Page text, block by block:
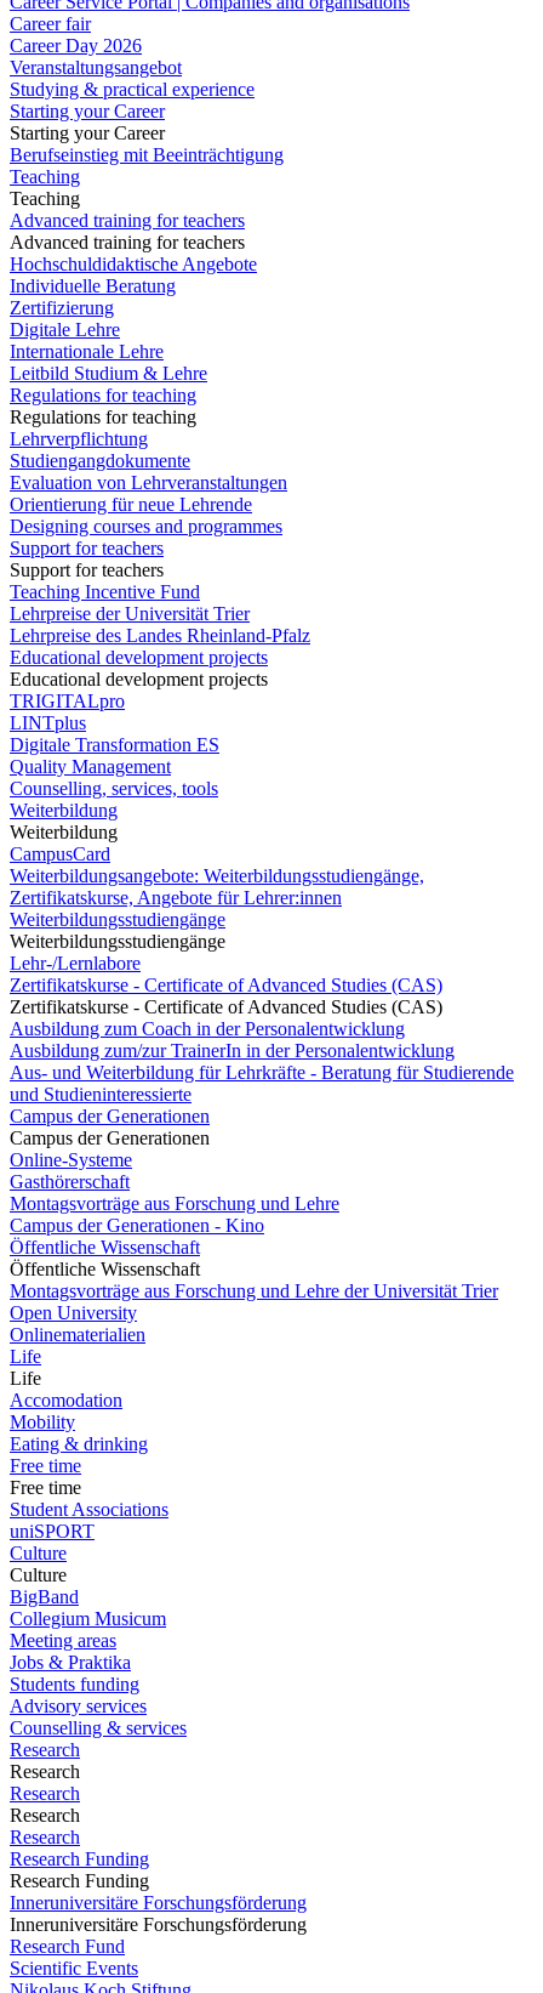
Career fair
Career Day 2026
Veranstaltungsangebot
Studying & practical experience
Starting your Career
Starting your Career
Berufseinstieg mit Beeinträchtigung
Teaching
Teaching
Advanced training for teachers
Advanced training for teachers
Hochschuldidaktische Angebote
Individuelle Beratung
Zertifizierung
Digitale Lehre
Internationale Lehre
Leitbild Studium & Lehre
Regulations for teaching
Regulations for teaching
Lehrverpflichtung
Studiengangdokumente
Evaluation von Lehrveranstaltungen
Orientierung für neue Lehrende
Designing courses and programmes
Support for teachers
Support for teachers
Teaching Incentive Fund
Lehrpreise der Universität Trier
Lehrpreise des Landes Rheinland-Pfalz
Educational development projects
Educational development projects
TRIGITALpro
LINTplus
Digitale Transformation ES
Quality Management
Counselling, services, tools
Weiterbildung
Weiterbildung
CampusCard
Weiterbildungsangebote: Weiterbildungsstudiengänge,
Zertifikatskurse, Angebote für Lehrer:innen
Weiterbildungsstudiengänge
Weiterbildungsstudiengänge
Lehr-/Lernlabore
Zertifikatskurse - Certificate of Advanced Studies (CAS)
Zertifikatskurse - Certificate of Advanced Studies (CAS)
Ausbildung zum Coach in der Personalentwicklung
Ausbildung zum/zur TrainerIn in der Personalentwicklung
Aus- und Weiterbildung für Lehrkräfte - Beratung für Studierende
und Studieninteressierte
Campus der Generationen
Campus der Generationen
Online-Systeme
Gasthörerschaft
Montagsvorträge aus Forschung und Lehre
Campus der Generationen - Kino
Öffentliche Wissenschaft
Öffentliche Wissenschaft
Montagsvorträge aus Forschung und Lehre der Universität Trier
Open University
Onlinematerialien
Life
Life
Accomodation
Mobility
Eating & drinking
Free time
Free time
Student Associations
uniSPORT
Culture
Culture
BigBand
Collegium Musicum
Meeting areas
Jobs & Praktika
Students funding
Advisory services
Counselling & services
Research
Research
Research
Research
Research
Research Funding
Research Funding
Inneruniversitäre Forschungsförderung
Inneruniversitäre Forschungsförderung
Research Fund
Scientific Events